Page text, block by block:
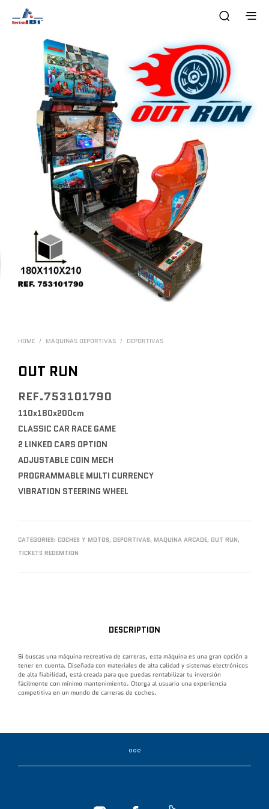
HOME / MÁQUINAS DEPORTIVAS / DEPORTIVAS
OUT RUN
REF.753101790
110x180x200cm
CLASSIC CAR RACE GAME
2 LINKED CARS OPTION
ADJUSTABLE COIN MECH
PROGRAMMABLE MULTI CURRENCY
VIBRATION STEERING WHEEL
CATEGORIES: COCHES Y MOTOS, DEPORTIVAS, MAQUINA ARCADE, OUT RUN,
TICKETS REDEMTION
DESCRIPTION
Si buscas una máquina recreativa de carreras, esta máquina es una gran opción a
tener en cuenta. Diseñada con materiales de alta calidad y sistemas electrónicos
de alta fiabilidad, está creada para que puedas rentabilizar tu inversión
fácilmente con mínimo mantenimiento. Otorga al usuario una experiencia
competitiva en un mundo de carreras de coches.